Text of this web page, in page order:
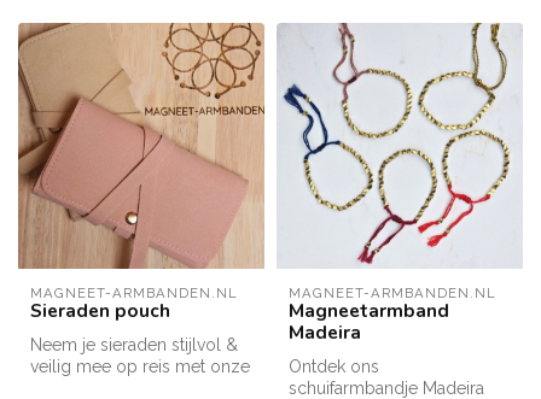
MAGNEET-ARMBANDEN.NL
Sieraden pouch
Neem je sieraden stijlvol &
veilig mee op reis met onze
MAGNEET-ARMBANDEN.NL
Magneetarmband
Madeira
Ontdek ons
schuifarmbandje Madeira